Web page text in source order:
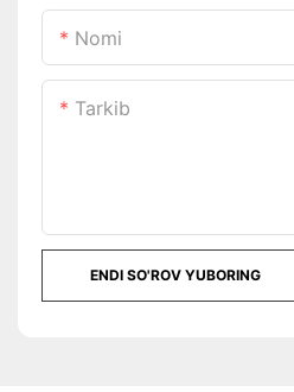
Nomi
Tarkib
ENDI SO'ROV YUBORING